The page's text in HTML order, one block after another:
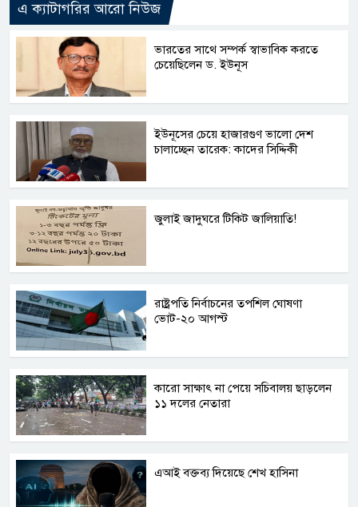
এ ক্যাটাগরির আরো নিউজ
ভারতের সাথে সম্পর্ক স্বাভাবিক করতে
চেয়েছিলেন ড. ইউনূস
ইউনূসের চেয়ে হাজারগুণ ভালো দেশ
চালাচ্ছেন তারেক: কাদের সিদ্দিকী
জুলাই জাদুঘরে টিকিট জালিয়াতি!
রাষ্ট্রপতি নির্বাচনের তপশিল ঘোষণা
ভোট-২০ আগস্ট
কারো সাক্ষাৎ না পেয়ে সচিবালয় ছাড়লেন
১১ দলের নেতারা
এআই বক্তব্য দিয়েছে শেখ হাসিনা